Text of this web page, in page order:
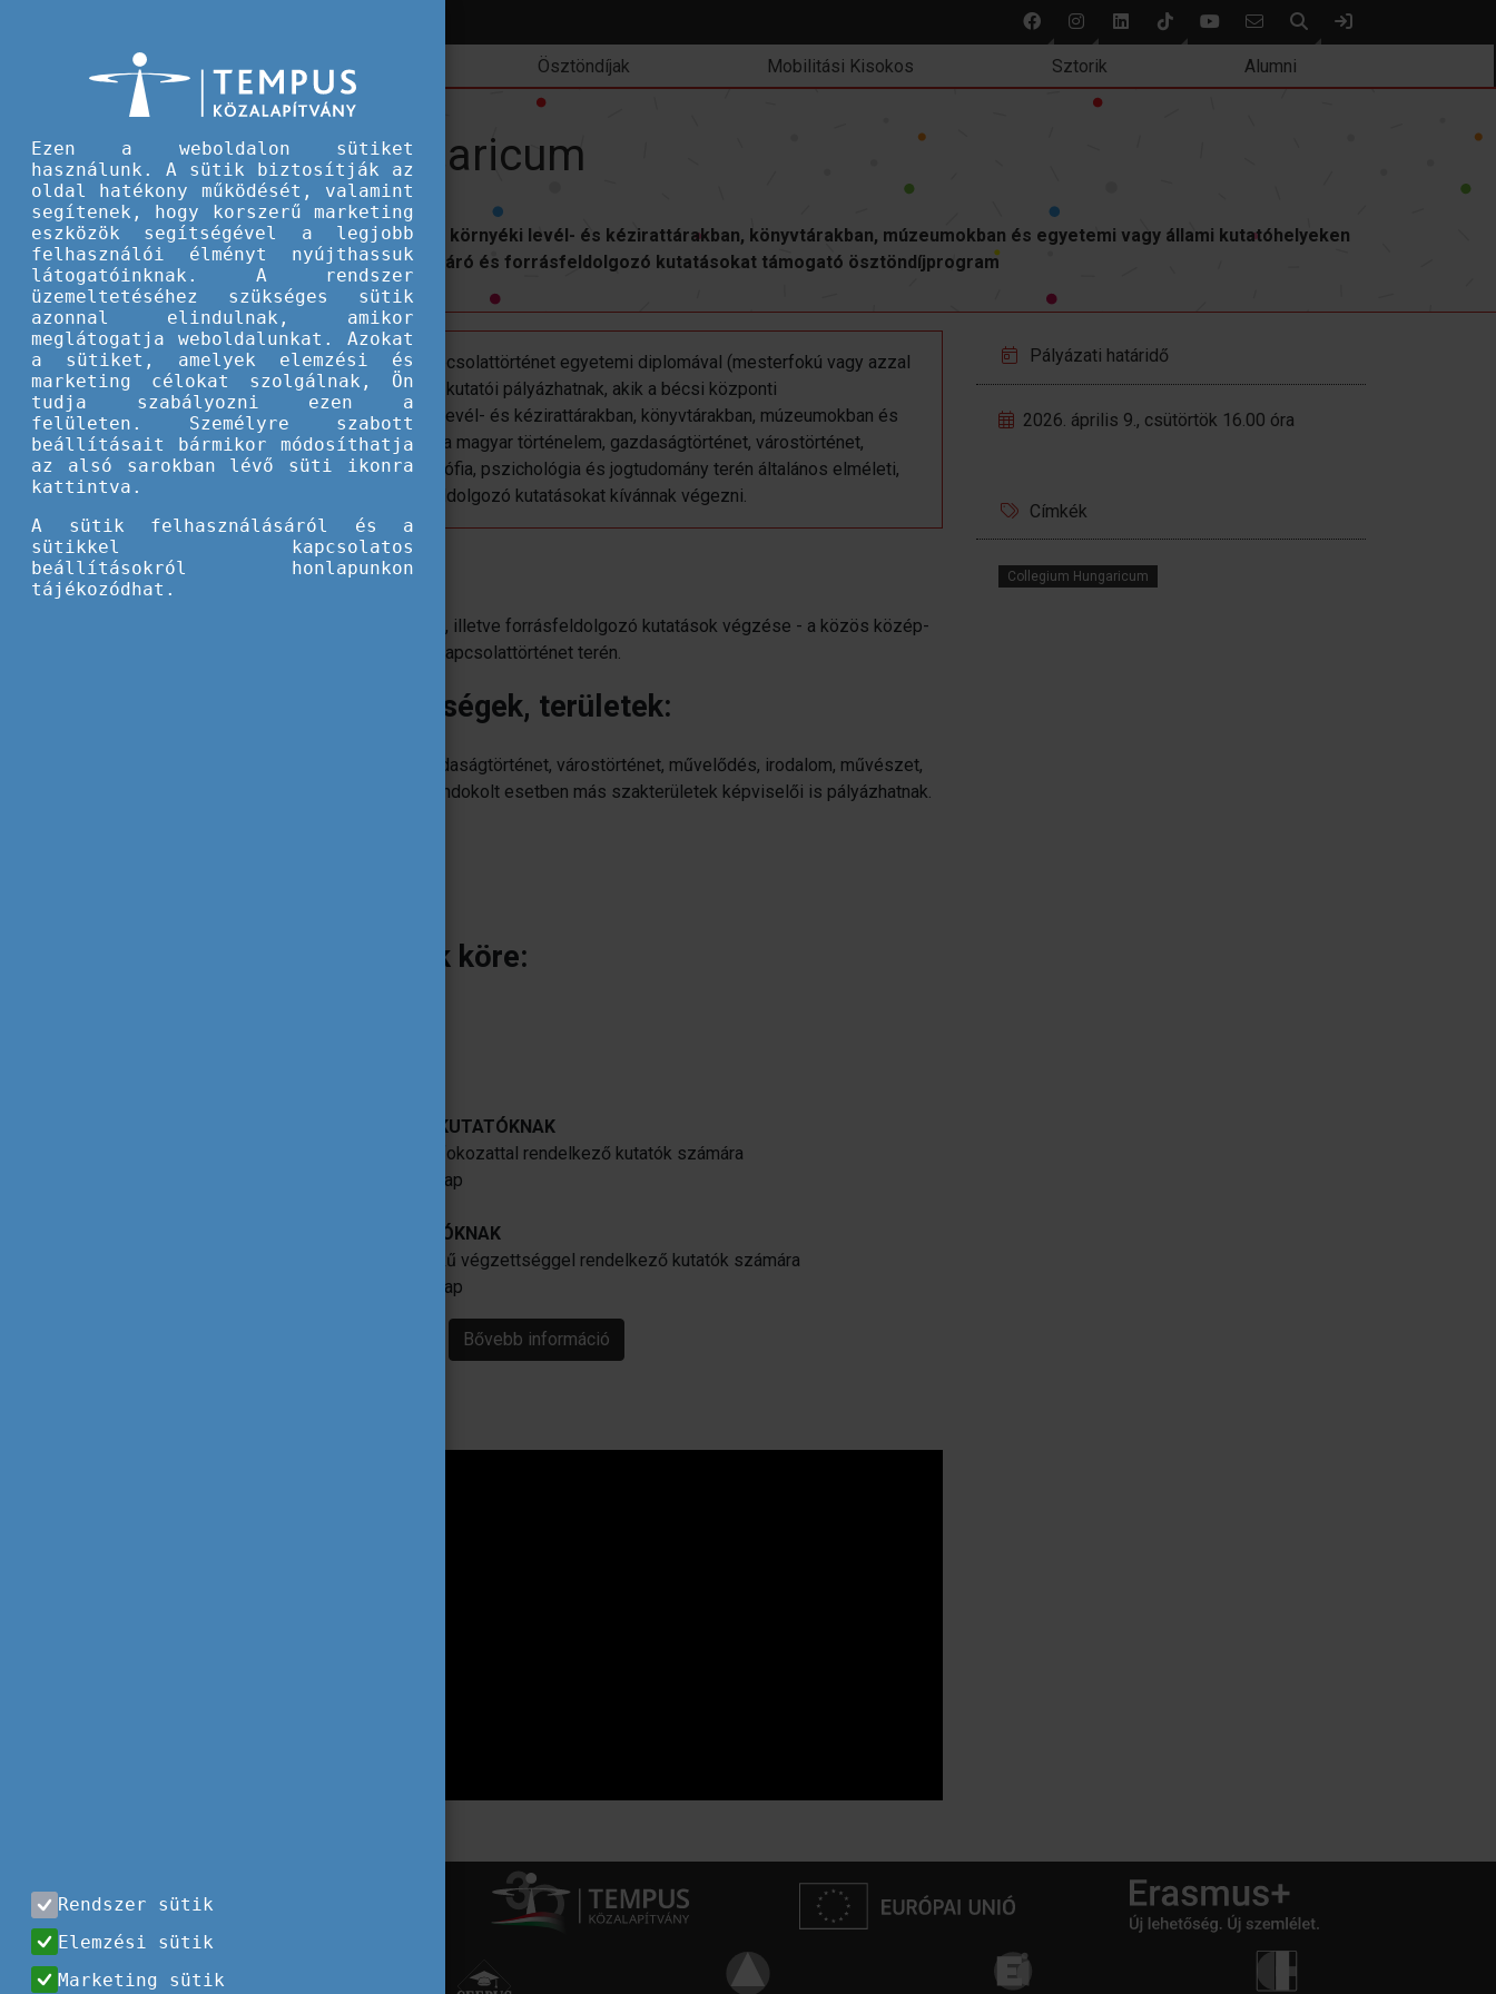
Keresés
Ösztöndíjak Mobilitási Kisokos Sztorik Alumni
Hallgatói ösztöndíjak Collegium Hungaricum
Collegium Hungaricum
Bécsi központi közgyűjteményekben, környéki levél- és kézirattárakban, könyvtárakban, múzeumokban és egyetemi vagy állami kutatóhelyeken
végzett általános elméleti, forrásfeltáró és forrásfeldolgozó kutatásokat támogató ösztöndíjprogram
Az ösztöndíjra az osztrák-magyar kapcsolattörténet egyetemi diplomával (mesterfokú vagy azzal
egyenértékű végzettség) rendelkező kutatói pályázhatnak, akik a bécsi központi
közgyűjteményekben, Bécs környéki levél- és kézirattárakban, könyvtárakban, múzeumokban és
egyetemi vagy állami kutatóhelyeken a magyar történelem, gazdaságtörténet, várostörténet,
művelődés, irodalom, művészet, filozófia, pszichológia és jogtudomány terén általános elméleti,
valamint forrásfeltáró, illetve forrásfeldolgozó kutatásokat kívánnak végezni.
A program célja:
Általános elméleti, valamint forrásfeltáró, illetve forrásfeldolgozó kutatások végzése - a közös közép-
európai múlt, illetve az osztrák-magyar kapcsolattörténet terén.
Támogatható tevékenységek, területek:
XVI-XX.századi magyar történelem, gazdaságtörténet, várostörténet, művelődés, irodalom, művészet,
filozófia, pszichológia és jogtudomány. Indokolt esetben más szakterületek képviselői is pályázhatnak.
A pályázatra jogosultak köre:
CH1 ÖSZTÖNDÍJ TAPASZTALT KUTATÓKNAK
A pályázás időpontjában már PhD fokozattal rendelkező kutatók számára
Az ösztöndíjak időtartama: 1-2 hónap
CH2 ÖSZTÖNDÍJ FIATAL KUTATÓKNAK
Mesterfokú vagy azzal egyenértékű végzettséggel rendelkező kutatók számára
Az ösztöndíjak időtartama: 1-4 hónap
Bővebb információ
Pályázati határidő
2026. április 9., csütörtök 16.00 óra
Címkék
Collegium Hungaricum
Ezen a weboldalon sütiket
használunk. A sütik biztosítják az
oldal hatékony működését, valamint
segítenek, hogy korszerű marketing
eszközök segítségével a legjobb
felhasználói élményt nyújthassuk
látogatóinknak. A rendszer
üzemeltetéséhez szükséges sütik
azonnal elindulnak, amikor
meglátogatja weboldalunkat. Azokat
a sütiket, amelyek elemzési és
marketing célokat szolgálnak, Ön
tudja szabályozni ezen a
felületen. Személyre szabott
beállításait bármikor módosíthatja
az alsó sarokban lévő süti ikonra
kattintva.
A sütik felhasználásáról és a
sütikkel kapcsolatos
beállításokról honlapunkon
tájékozódhat.
Rendszer sütik
Elemzési sütik
Marketing sütik